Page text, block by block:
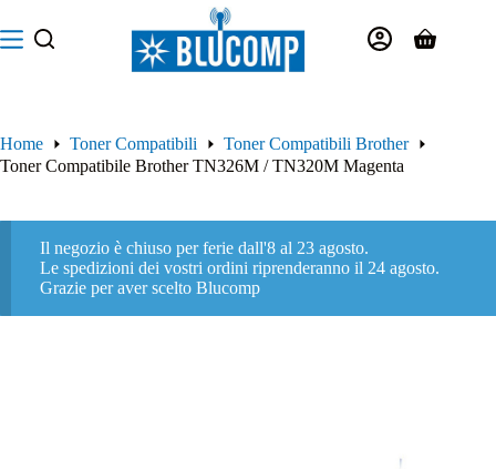
al
contenuto
Carrello
Home Toner Compatibili
Toner Compatibili Brother
Toner Compatibile Brother TN326M / TN320M Magenta
Il negozio è chiuso per ferie dall'8 al 23 agosto.
Le spedizioni dei vostri ordini riprenderanno il 24 agosto.
Grazie per aver scelto Blucomp